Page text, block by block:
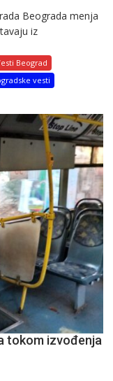
Beograda menja
iz
Beograd
vesti
tokom izvođenja